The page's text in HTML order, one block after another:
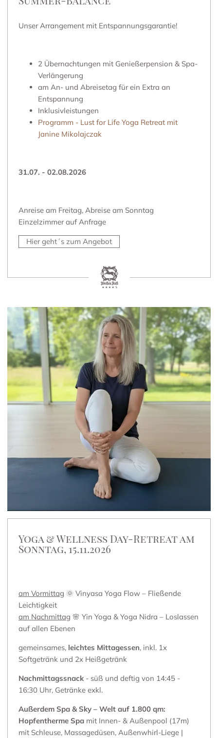
Unser Arrangement mit Entspannungsgarantie!
2 Übernachtungen mit Genießerpension & Spa-
Verlängerung
am An- und Abreisetag für ein Extra an
Entspannung
Inklusivleistungen
Programm - Lust for Life Yoga Retreat mit
Janine Mikolajczak
31.07. - 02.08.2026
Anreise am Freitag, Abreise am Sonntag
Einzelzimmer auf Anfrage
Hier geht´s zum Angebot
Yoga & Wellness Day-Retreat am
Sonntag, 15.11.2026
am Vormittag 🌞 Vinyasa Yoga Flow – Fließende
Leichtigkeit
am Nachmittag 🌸 Yin Yoga & Yoga Nidra – Loslassen
auf allen Ebenen
gemeinsames, leichtes Mittagessen, inkl. 1x
Softgetränk und 2x Heißgetränk
Nachmittagssnack - süß und deftig von 14:45 -
16:30 Uhr, Getränke exkl.
Außerdem Spa & Sky – Welt auf 1.800 qm:
Hopfentherme Spa mit Innen- & Außenpool (17m)
mit Schleuse, Massagedüsen, Außenwhirl-Liege |